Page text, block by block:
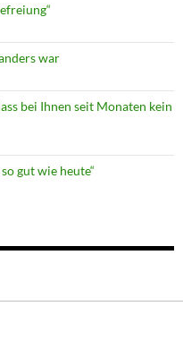
war
bei Ihnen seit Monaten kein
gut wie heute“